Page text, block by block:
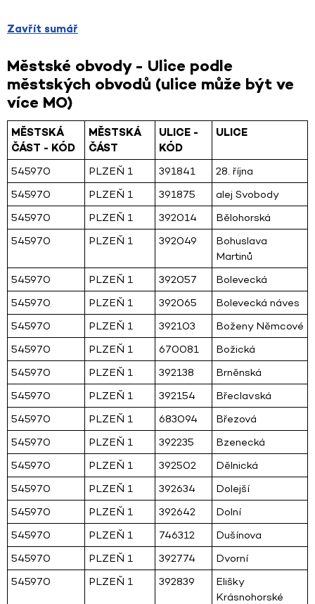
Zavřít sumář
Městské obvody - Ulice podle
městských obvodů (ulice může být ve
více MO)
MĚSTSKÁ
ČÁST - KÓD
MĚSTSKÁ
ČÁST
ULICE -
KÓD
ULICE
545970 PLZEŇ 1 391841
28. října
545970
PLZEŇ 1 391875
alej Svobody
545970
PLZEŇ 1 392014
Bělohorská
545970
PLZEŇ 1 392049
Bohuslava
Martinů
545970
PLZEŇ 1 392057
Bolevecká
545970
PLZEŇ 1 392065
Bolevecká náves
545970
PLZEŇ 1 392103
Boženy Němcové
545970
PLZEŇ 1 670081
Božická
545970
PLZEŇ 1 392138
Brněnská
545970
PLZEŇ 1 392154
Břeclavská
545970
PLZEŇ 1 683094
Březová
545970
PLZEŇ 1 392235
Bzenecká
545970
PLZEŇ 1 392502
Dělnická
545970
PLZEŇ 1 392634
Dolejší
545970
PLZEŇ 1 392642
Dolní
545970
PLZEŇ 1 746312
Dušínova
545970
PLZEŇ 1 392774
Dvorní
545970
PLZEŇ 1 392839
Elišky
Krásnohorské